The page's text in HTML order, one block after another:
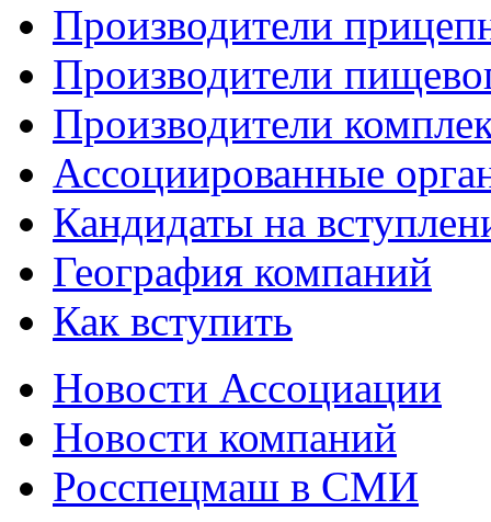
Производители
Производители
Производители
Ассоциированные
Кандидаты на
География компаний
Как вступить
Новости Ассоциации
Новости компаний
Росспецмаш в СМИ